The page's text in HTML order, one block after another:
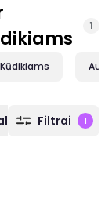
1
Filtrai 1